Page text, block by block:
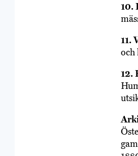
10.
11.
och
12.